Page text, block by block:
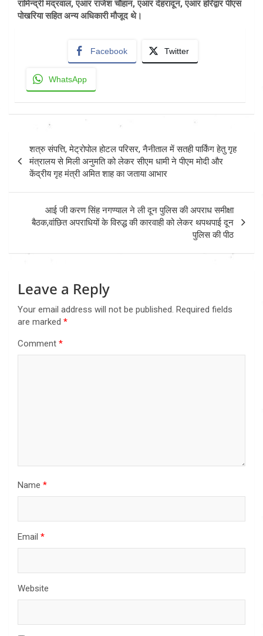
रामिन्द्री मंद्रवाल, एआर राजेश चौहान, एआर देहरादून, एआर हरिद्वार पीएस
पोखरिया सहित अन्य अधिकारी मौजूद थे।
Facebook Twitter
WhatsApp
navigation
शत्रु संपत्ति, मेट्रोपोल होटल परिसर, नैनीताल में सतही पार्किंग हेतु गृह
मंत्रालय से मिली अनुमति को लेकर सीएम धामी ने पीएम मोदी और
केंद्रीय गृह मंत्री अमित शाह का जताया आभार
आई जी करण सिंह नगण्याल ने ली दून पुलिस की अपराध समीक्षा
बैठक,वांछित अपराधियों के विरुद्ध की कारवाही को लेकर थपथपाई दून
पुलिस की पीठ
Leave a Reply
Your email address will not be published. Required fields
are marked *
Comment *
Name *
Email *
Website